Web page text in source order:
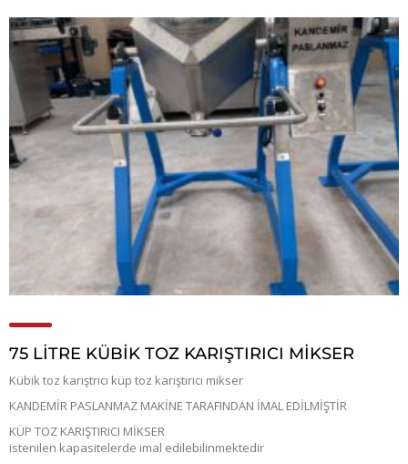
75 LİTRE KÜBİK TOZ KARIŞTIRICI MİKSER
Kübik toz karıştrıcı küp toz karıştırıcı mikser
KANDEMİR PASLANMAZ MAKİNE TARAFINDAN İMAL EDİLMİŞTİR
KÜP TOZ KARIŞTIRICI MİKSER
istenilen kapasitelerde imal edilebilinmektedir